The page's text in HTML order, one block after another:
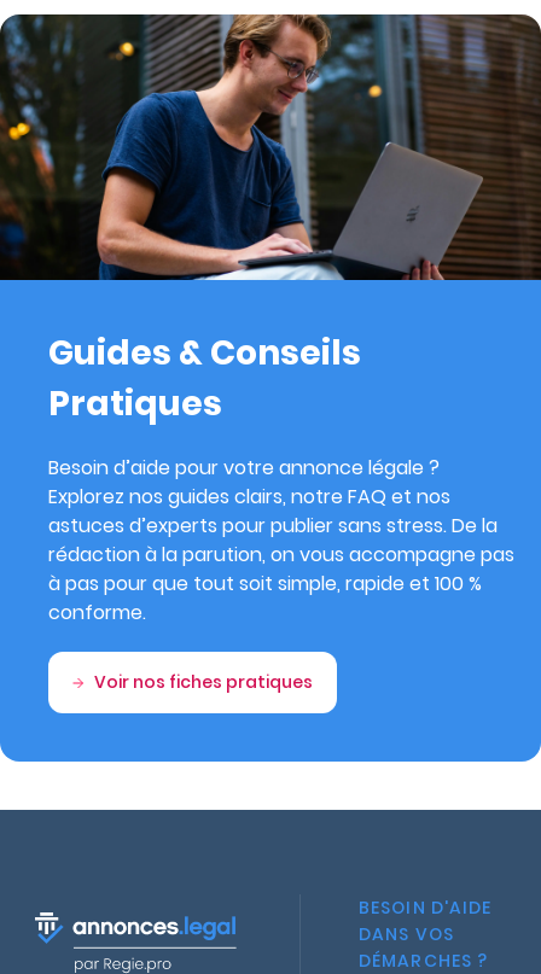
Guides & Conseils
Pratiques
Besoin d’aide pour votre annonce légale ?
Explorez nos guides clairs, notre FAQ et nos
astuces d’experts pour publier sans stress. De la
rédaction à la parution, on vous accompagne pas
à pas pour que tout soit simple, rapide et 100 %
conforme.
Voir nos fiches pratiques
BESOIN D'AIDE
DANS VOS
DÉMARCHES ?